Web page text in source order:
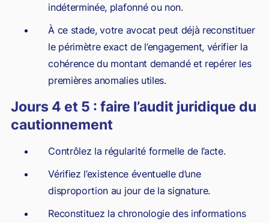
indéterminée, plafonné ou non.
À ce stade, votre avocat peut déjà reconstituer
le périmètre exact de l’engagement, vérifier la
cohérence du montant demandé et repérer les
premières anomalies utiles.
Jours 4 et 5 : faire l’audit juridique du
cautionnement
Contrôlez la régularité formelle de l’acte.
Vérifiez l’existence éventuelle d’une
disproportion au jour de la signature.
Reconstituez la chronologie des informations